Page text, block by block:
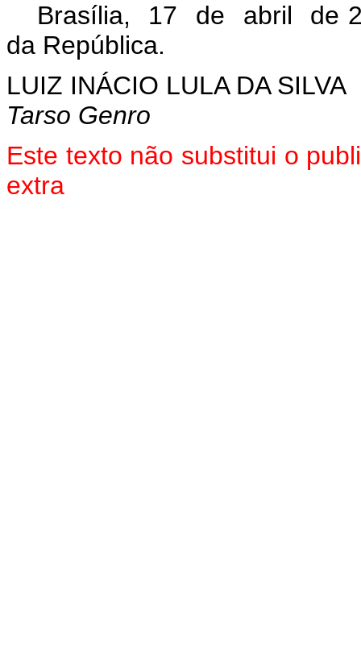
Brasília, 17 de abril de
da República.
LUIZ INÁCIO LULA DA SILVA
Tarso Genro
Este texto não substitui o
extra